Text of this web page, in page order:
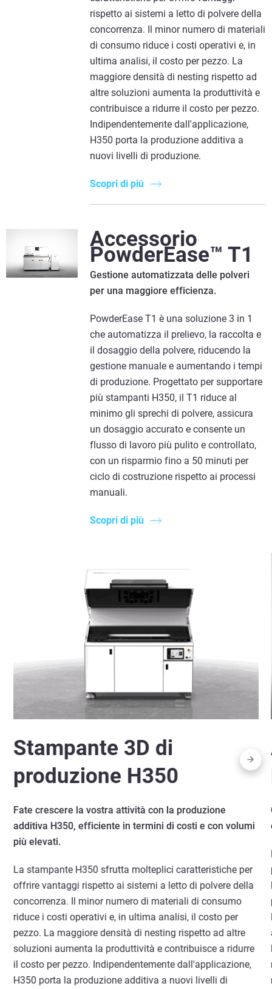
rispetto ai sistemi a letto di polvere della
concorrenza. Il minor numero di materiali
di consumo riduce i costi operativi e, in
ultima analisi, il costo per pezzo. La
maggiore densità di nesting rispetto ad
altre soluzioni aumenta la produttività e
contribuisce a ridurre il costo per pezzo.
Indipendentemente dall'applicazione,
H350 porta la produzione additiva a
nuovi livelli di produzione.
Scopri di più
Accessorio
PowderEase™ T1
Gestione automatizzata delle polveri
per una maggiore efficienza.
PowderEase T1 è una soluzione 3 in 1
che automatizza il prelievo, la raccolta e
il dosaggio della polvere, riducendo la
gestione manuale e aumentando i tempi
di produzione. Progettato per supportare
più stampanti H350, il T1 riduce al
minimo gli sprechi di polvere, assicura
un dosaggio accurato e consente un
flusso di lavoro più pulito e controllato,
con un risparmio fino a 50 minuti per
ciclo di costruzione rispetto ai processi
manuali.
Scopri di più
Stampante 3D di
produzione H350
Fate crescere la vostra attività con la produzione
additiva H350, efficiente in termini di costi e con volumi
più elevati.
La stampante H350 sfrutta molteplici caratteristiche per
offrire vantaggi rispetto ai sistemi a letto di polvere della
concorrenza. Il minor numero di materiali di consumo
riduce i costi operativi e, in ultima analisi, il costo per
pezzo. La maggiore densità di nesting rispetto ad altre
soluzioni aumenta la produttività e contribuisce a ridurre
il costo per pezzo. Indipendentemente dall'applicazione,
H350 porta la produzione additiva a nuovi livelli di